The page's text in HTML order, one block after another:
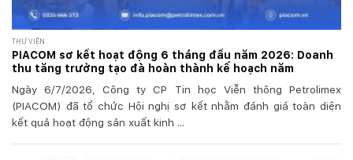
THƯ VIỆN
PIACOM sơ kết hoạt động 6 tháng đầu năm 2026: Doanh
thu tăng trưởng tạo đà hoàn thành kế hoạch năm
Ngày 6/7/2026, Công ty CP Tin học Viễn thông Petrolimex
(PIACOM) đã tổ chức Hội nghị sơ kết nhằm đánh giá toàn diện
kết quả hoạt động sản xuất kinh ...